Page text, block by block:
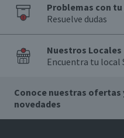
Problemas con tu
Resuelve dudas
Nuestros Locales
Encuentra tu local
Conoce nuestras ofertas
novedades